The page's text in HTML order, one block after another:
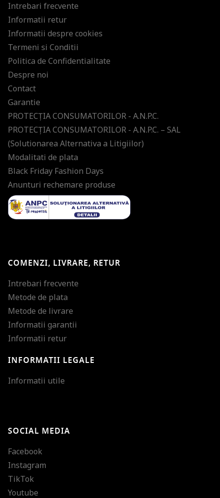
Intrebari frecvente
Informatii retur
Informatii despre cookies
Termeni si Conditii
Politica de Confidentialitate
Despre noi
Contact
Garantie
PROTECŢIA CONSUMATORILOR - A.N.P.C.
PROTECŢIA CONSUMATORILOR - A.N.P.C. – SAL
(Solutionarea Alternativa a Litigiilor)
Modalitati de plata
Black Friday Fashion Days
Anunturi rechemare produse
COMENZI, LIVRARE, RETUR
Intrebari frecvente
Metode de plata
Metode de livrare
Informatii garantii
Informatii retur
INFORMATII LEGALE
Informatii utile
SOCIAL MEDIA
Facebook
Instagram
TikTok
Youtube